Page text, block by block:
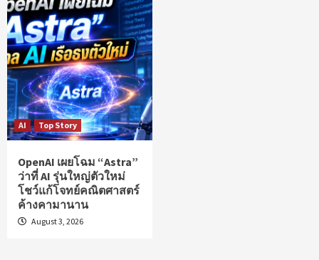
AI Top Story
OpenAI เผยโฉม “Astra”
ว่าที่ AI รุ่นใหญ่ตัวใหม่
โชว์แก้โจทย์คณิตศาสตร์
ค้างคามานาน
August 3, 2026